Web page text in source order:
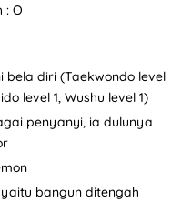
: O
bela diri (Taekwondo level
level 1, Wushu level 1)
penyanyi, ia dulunya
bangun ditengah